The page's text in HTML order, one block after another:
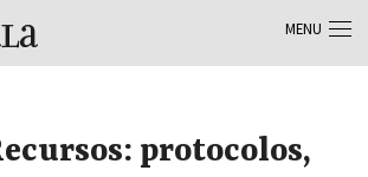
protocolos,
MENU